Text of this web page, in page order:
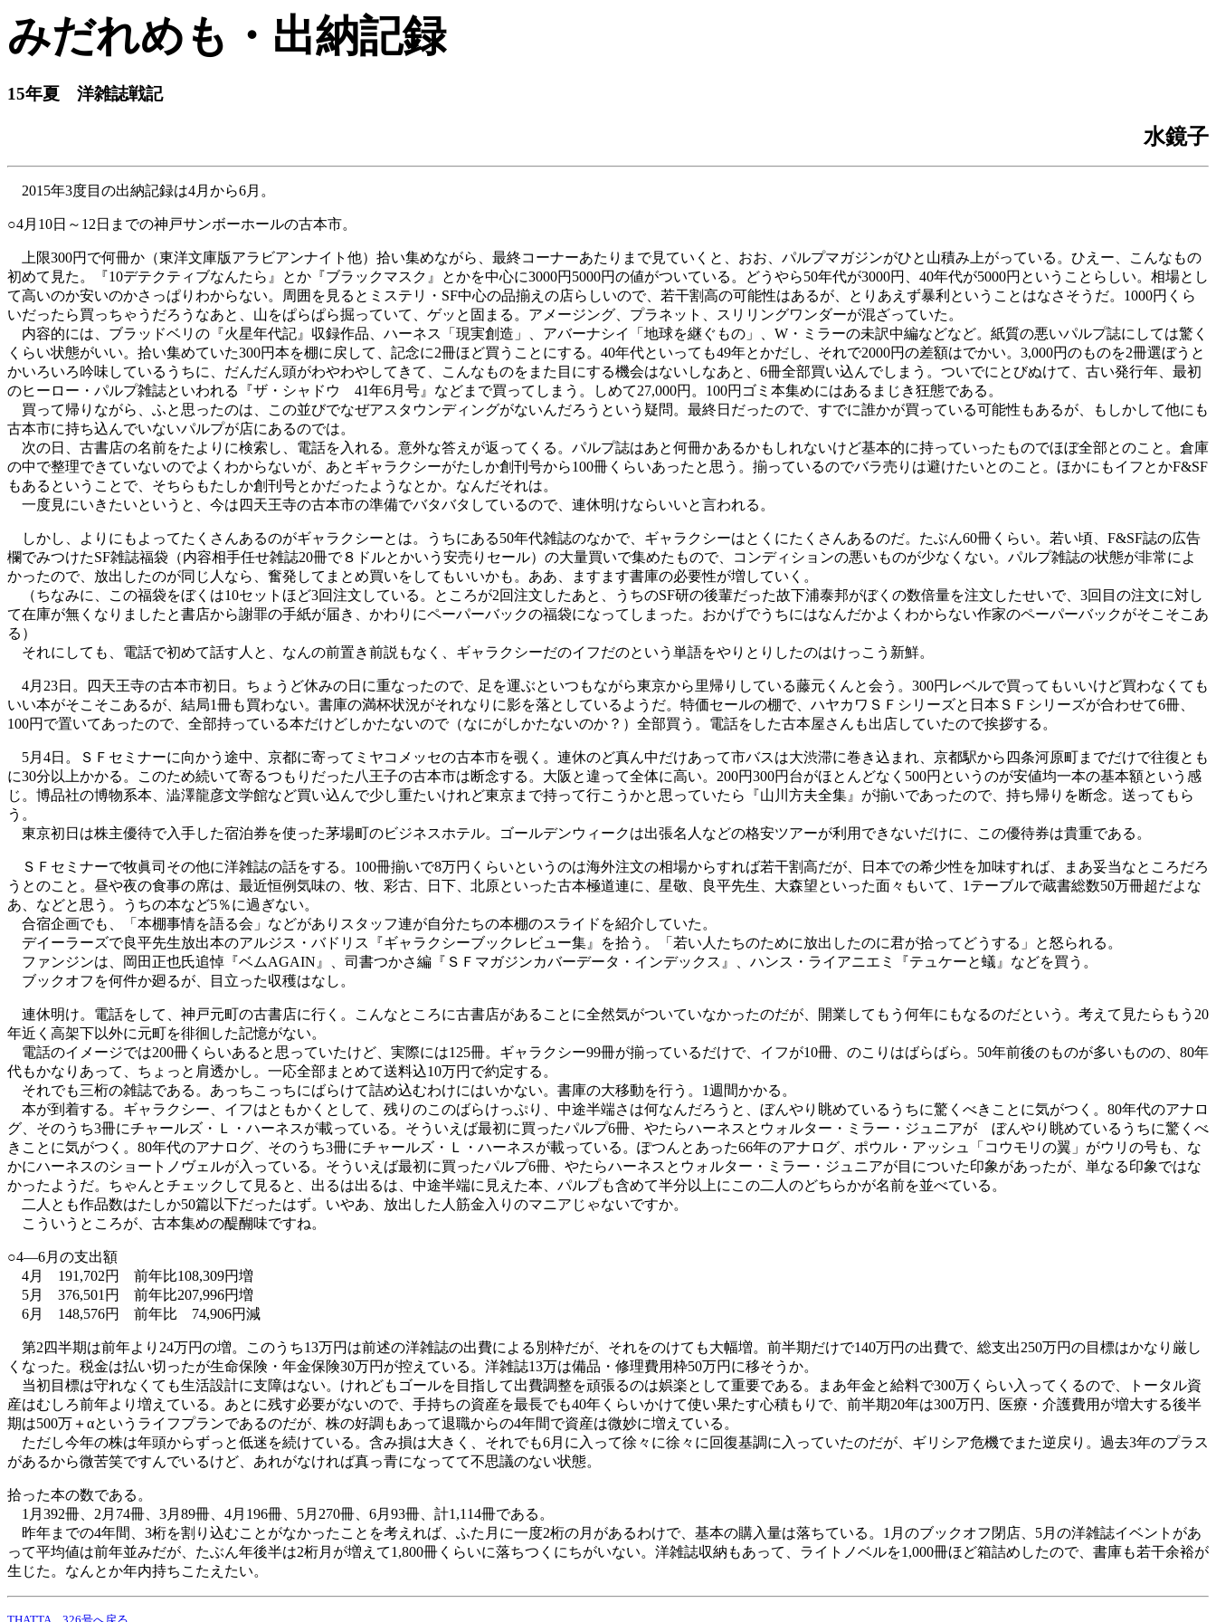
みだれめも・出納記録
15年夏 洋雑誌戦記
水鏡子
2015年3度目の出納記録は4月から6月。
○4月10日～12日までの神戸サンボーホールの古本市。
上限300円で何冊か（東洋文庫版アラビアンナイト他）拾い集めながら、最終コーナーあたりまで見ていくと、おお、パルプマガジンがひと山積み上がっている。ひえー、こんなもの
初めて見た。『10デテクティブなんたら』とか『ブラックマスク』とかを中心に3000円5000円の値がついている。どうやら50年代が3000円、40年代が5000円ということらしい。相場とし
て高いのか安いのかさっぱりわからない。周囲を見るとミステリ・SF中心の品揃えの店らしいので、若干割高の可能性はあるが、とりあえず暴利ということはなさそうだ。1000円くら
いだったら買っちゃうだろうなあと、山をぱらぱら掘っていて、ゲッと固まる。アメージング、プラネット、スリリングワンダーが混ざっていた。
内容的には、ブラッドベリの『火星年代記』収録作品、ハーネス「現実創造」、アバーナシイ「地球を継ぐもの」、W・ミラーの未訳中編などなど。紙質の悪いパルプ誌にしては驚く
くらい状態がいい。拾い集めていた300円本を棚に戻して、記念に2冊ほど買うことにする。40年代といっても49年とかだし、それで2000円の差額はでかい。3,000円のものを2冊選ぼうと
かいろいろ吟味しているうちに、だんだん頭がわやわやしてきて、こんなものをまた目にする機会はないしなあと、6冊全部買い込んでしまう。ついでにとびぬけて、古い発行年、最初
のヒーロー・パルプ雑誌といわれる『ザ・シャドウ 41年6月号』などまで買ってしまう。しめて27,000円。100円ゴミ本集めにはあるまじき狂態である。
買って帰りながら、ふと思ったのは、この並びでなぜアスタウンディングがないんだろうという疑問。最終日だったので、すでに誰かが買っている可能性もあるが、もしかして他にも
古本市に持ち込んでいないパルプが店にあるのでは。
次の日、古書店の名前をたよりに検索し、電話を入れる。意外な答えが返ってくる。パルプ誌はあと何冊かあるかもしれないけど基本的に持っていったものでほぼ全部とのこと。倉庫
の中で整理できていないのでよくわからないが、あとギャラクシーがたしか創刊号から100冊くらいあったと思う。揃っているのでバラ売りは避けたいとのこと。ほかにもイフとかF&SF
もあるということで、そちらもたしか創刊号とかだったようなとか。なんだそれは。
一度見にいきたいというと、今は四天王寺の古本市の準備でバタバタしているので、連休明けならいいと言われる。
しかし、よりにもよってたくさんあるのがギャラクシーとは。うちにある50年代雑誌のなかで、ギャラクシーはとくにたくさんあるのだ。たぶん60冊くらい。若い頃、F&SF誌の広告
欄でみつけたSF雑誌福袋（内容相手任せ雑誌20冊で８ドルとかいう安売りセール）の大量買いで集めたもので、コンディションの悪いものが少なくない。パルプ雑誌の状態が非常によ
かったので、放出したのが同じ人なら、奮発してまとめ買いをしてもいいかも。ああ、ますます書庫の必要性が増していく。
（ちなみに、この福袋をぼくは10セットほど3回注文している。ところが2回注文したあと、うちのSF研の後輩だった故下浦泰邦がぼくの数倍量を注文したせいで、3回目の注文に対し
て在庫が無くなりましたと書店から謝罪の手紙が届き、かわりにペーパーバックの福袋になってしまった。おかげでうちにはなんだかよくわからない作家のペーパーバックがそこそこあ
る）
それにしても、電話で初めて話す人と、なんの前置き前説もなく、ギャラクシーだのイフだのという単語をやりとりしたのはけっこう新鮮。
4月23日。四天王寺の古本市初日。ちょうど休みの日に重なったので、足を運ぶといつもながら東京から里帰りしている藤元くんと会う。300円レベルで買ってもいいけど買わなくても
いい本がそこそこあるが、結局1冊も買わない。書庫の満杯状況がそれなりに影を落としているようだ。特価セールの棚で、ハヤカワＳＦシリーズと日本ＳＦシリーズが合わせて6冊、
100円で置いてあったので、全部持っている本だけどしかたないので（なにがしかたないのか？）全部買う。電話をした古本屋さんも出店していたので挨拶する。
5月4日。ＳＦセミナーに向かう途中、京都に寄ってミヤコメッセの古本市を覗く。連休のど真ん中だけあって市バスは大渋滞に巻き込まれ、京都駅から四条河原町までだけで往復とも
に30分以上かかる。このため続いて寄るつもりだった八王子の古本市は断念する。大阪と違って全体に高い。200円300円台がほとんどなく500円というのが安値均一本の基本額という感
じ。博品社の博物系本、澁澤龍彦文学館など買い込んで少し重たいけれど東京まで持って行こうかと思っていたら『山川方夫全集』が揃いであったので、持ち帰りを断念。送ってもら
う。
東京初日は株主優待で入手した宿泊券を使った茅場町のビジネスホテル。ゴールデンウィークは出張名人などの格安ツアーが利用できないだけに、この優待券は貴重である。
ＳＦセミナーで牧眞司その他に洋雑誌の話をする。100冊揃いで8万円くらいというのは海外注文の相場からすれば若干割高だが、日本での希少性を加味すれば、まあ妥当なところだろ
うとのこと。昼や夜の食事の席は、最近恒例気味の、牧、彩古、日下、北原といった古本極道連に、星敬、良平先生、大森望といった面々もいて、1テーブルで蔵書総数50万冊超だよな
あ、などと思う。うちの本など5％に過ぎない。
合宿企画でも、「本棚事情を語る会」などがありスタッフ連が自分たちの本棚のスライドを紹介していた。
デイーラーズで良平先生放出本のアルジス・バドリス『ギャラクシーブックレビュー集』を拾う。「若い人たちのために放出したのに君が拾ってどうする」と怒られる。
ファンジンは、岡田正也氏追悼『ベムAGAIN』、司書つかさ編『ＳＦマガジンカバーデータ・インデックス』、ハンス・ライアニエミ『テュケーと蟻』などを買う。
ブックオフを何件か廻るが、目立った収穫はなし。
連休明け。電話をして、神戸元町の古書店に行く。こんなところに古書店があることに全然気がついていなかったのだが、開業してもう何年にもなるのだという。考えて見たらもう20
年近く高架下以外に元町を徘徊した記憶がない。
電話のイメージでは200冊くらいあると思っていたけど、実際には125冊。ギャラクシー99冊が揃っているだけで、イフが10冊、のこりはばらばら。50年前後のものが多いものの、80年
代もかなりあって、ちょっと肩透かし。一応全部まとめて送料込10万円で約定する。
それでも三桁の雑誌である。あっちこっちにばらけて詰め込むわけにはいかない。書庫の大移動を行う。1週間かかる。
本が到着する。ギャラクシー、イフはともかくとして、残りのこのばらけっぷり、中途半端さは何なんだろうと、ぼんやり眺めているうちに驚くべきことに気がつく。80年代のアナロ
グ、そのうち3冊にチャールズ・Ｌ・ハーネスが載っている。そういえば最初に買ったパルプ6冊、やたらハーネスとウォルター・ミラー・ジュニアが ぼんやり眺めているうちに驚くべ
きことに気がつく。80年代のアナログ、そのうち3冊にチャールズ・Ｌ・ハーネスが載っている。ぽつんとあった66年のアナログ、ポウル・アッシュ「コウモリの翼」がウリの号も、な
かにハーネスのショートノヴェルが入っている。そういえば最初に買ったパルプ6冊、やたらハーネスとウォルター・ミラー・ジュニアが目についた印象があったが、単なる印象ではな
かったようだ。ちゃんとチェックして見ると、出るは出るは、中途半端に見えた本、パルプも含めて半分以上にこの二人のどちらかが名前を並べている。
二人とも作品数はたしか50篇以下だったはず。いやあ、放出した人筋金入りのマニアじゃないですか。
こういうところが、古本集めの醍醐味ですね。
○4―6月の支出額
4月 191,702円 前年比108,309円増
5月 376,501円 前年比207,996円増
6月 148,576円 前年比 74,906円減
第2四半期は前年より24万円の増。このうち13万円は前述の洋雑誌の出費による別枠だが、それをのけても大幅増。前半期だけで140万円の出費で、総支出250万円の目標はかなり厳し
くなった。税金は払い切ったが生命保険・年金保険30万円が控えている。洋雑誌13万は備品・修理費用枠50万円に移そうか。
当初目標は守れなくても生活設計に支障はない。けれどもゴールを目指して出費調整を頑張るのは娯楽として重要である。まあ年金と給料で300万くらい入ってくるので、トータル資
産はむしろ前年より増えている。あとに残す必要がないので、手持ちの資産を最長でも40年くらいかけて使い果たす心積もりで、前半期20年は300万円、医療・介護費用が増大する後半
期は500万＋αというライフプランであるのだが、株の好調もあって退職からの4年間で資産は微妙に増えている。
ただし今年の株は年頭からずっと低迷を続けている。含み損は大きく、それでも6月に入って徐々に徐々に回復基調に入っていたのだが、ギリシア危機でまた逆戻り。過去3年のプラス
があるから微苦笑ですんでいるけど、あれがなければ真っ青になってて不思議のない状態。
拾った本の数である。
1月392冊、2月74冊、3月89冊、4月196冊、5月270冊、6月93冊、計1,114冊である。
昨年までの4年間、3桁を割り込むことがなかったことを考えれば、ふた月に一度2桁の月があるわけで、基本の購入量は落ちている。1月のブックオフ閉店、5月の洋雑誌イベントがあ
って平均値は前年並みだが、たぶん年後半は2桁月が増えて1,800冊くらいに落ちつくにちがいない。洋雑誌収納もあって、ライトノベルを1,000冊ほど箱詰めしたので、書庫も若干余裕が
生じた。なんとか年内持ちこたえたい。